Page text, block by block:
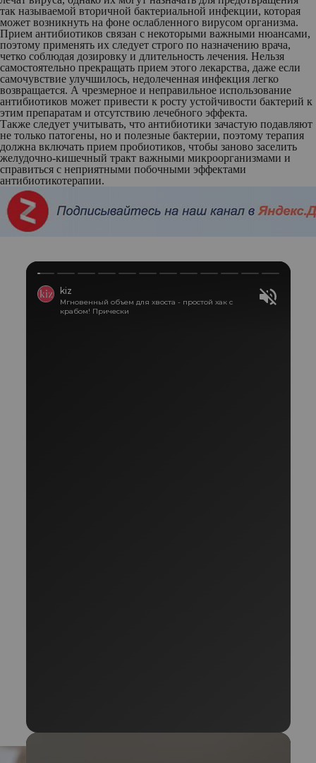
так называемой вторичной бактериальной инфекции, которая
может возникнуть на фоне ослабленного вирусом организма.
Прием антибиотиков связан с некоторыми важными нюансами,
поэтому применять их следует строго по назначению врача,
четко соблюдая дозировку и длительность лечения. Нельзя
самостоятельно прекращать прием этого лекарства, даже если
самочувствие улучшилось, недолеченная инфекция легко
возвращается. А чрезмерное и неправильное использование
антибиотиков может привести к росту устойчивости бактерий к
этим препаратам и отсутствию лечебного эффекта.
Также следует учитывать, что антибиотики зачастую подавляют
не только патогены, но и полезные бактерии, поэтому терапия
должна включать прием пробиотиков, чтобы заново заселить
желудочно-кишечный тракт важными микроорганизмами и
справиться с неприятными побочными эффектами
антибиотикотерапии.